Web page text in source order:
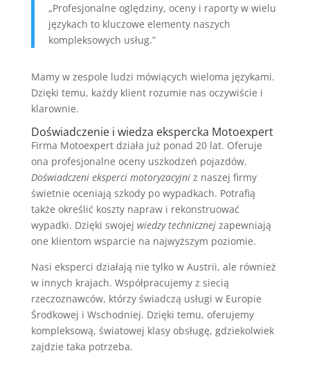
„Profesjonalne oględziny, oceny i raporty w wielu
językach to kluczowe elementy naszych
kompleksowych usług.”
Mamy w zespole ludzi mówiących wieloma językami.
Dzięki temu, każdy klient rozumie nas oczywiście i
klarownie.
Doświadczenie i wiedza ekspercka Motoexpert
Firma Motoexpert działa już ponad 20 lat. Oferuje
ona profesjonalne oceny uszkodzeń pojazdów.
Doświadczeni eksperci motoryzacyjniz naszej firmy
świetnie oceniają szkody po wypadkach. Potrafią
także określić koszty napraw i rekonstruować
wypadki. Dzięki swojej wiedzy technicznejzapewniają
one klientom wsparcie na najwyższym poziomie.
Nasi eksperci działają nie tylko w Austrii, ale również
w innych krajach. Współpracujemy z siecią
rzeczoznawców, którzy świadczą usługi w Europie
Środkowej i Wschodniej. Dzięki temu, oferujemy
kompleksową, światowej klasy obsługę, gdziekolwiek
zajdzie taka potrzeba.